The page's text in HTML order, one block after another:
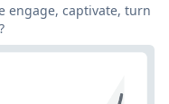
engage, captivate, turn